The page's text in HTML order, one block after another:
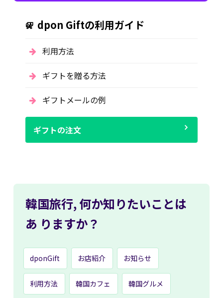
dpon Giftの利用ガイド
利用方法
ギフトを贈る方法
ギフトメールの例
ギフトの注文
韓国旅行, 何か知りたいことは
あ りますか？
dponGift お店紹介 お知らせ
利用方法 韓国カフェ 韓国グルメ